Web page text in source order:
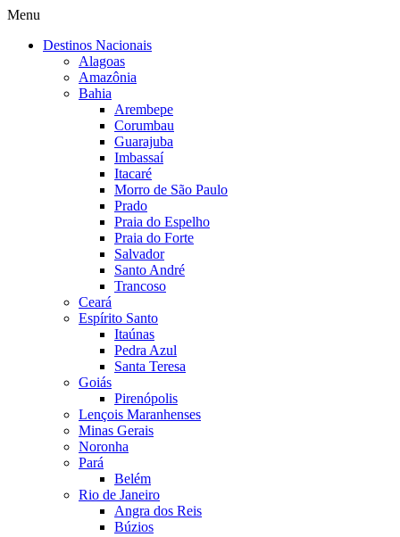
Menu
Destinos Nacionais
Alagoas
Amazônia
Bahia
Arembepe
Corumbau
Guarajuba
Imbassaí
Itacaré
Morro de São Paulo
Prado
Praia do Espelho
Praia do Forte
Salvador
Santo André
Trancoso
Ceará
Espírito Santo
Itaúnas
Pedra Azul
Santa Teresa
Goiás
Pirenópolis
Lençois Maranhenses
Minas Gerais
Noronha
Pará
Belém
Rio de Janeiro
Angra dos Reis
Búzios